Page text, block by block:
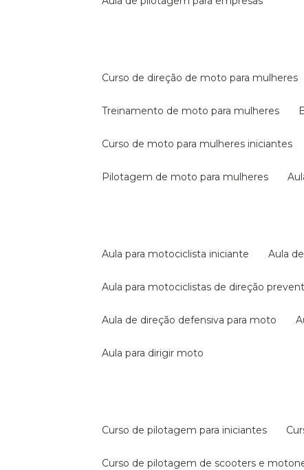
curso de direção de moto para mulheres
treinamento de moto para mulheres
curso de moto para mulheres iniciantes
pilotagem de moto para mulheres
aula para motociclista iniciante aula
aula para motociclistas de direção
aula de direção defensiva para moto
aula para dirigir moto
curso de pilotagem para iniciantes
curso de pilotagem de scooters e